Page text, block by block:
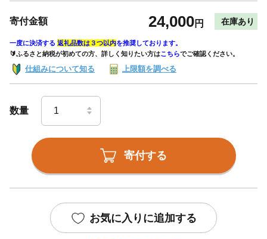
寄付金額 24,000円 在庫あり
一度に決済する 返礼品数は３つ以内を推奨しております。
🔰ふるさと納税が初めての方、詳しく知りたい方はこちらでご確認ください。
仕組みについて知る 上限額を調べる
数量
寄付する
お気に入りに追加する